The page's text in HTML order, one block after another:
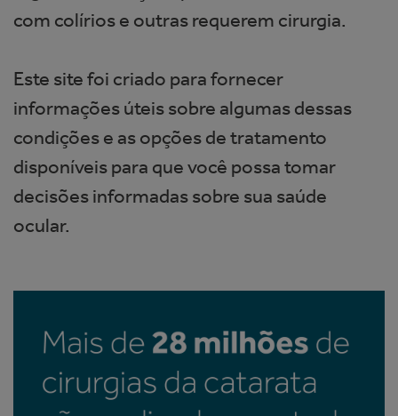
com colírios e outras requerem cirurgia.
Este site foi criado para fornecer
informações úteis sobre algumas dessas
condições e as opções de tratamento
disponíveis para que você possa tomar
decisões informadas sobre sua saúde
ocular.